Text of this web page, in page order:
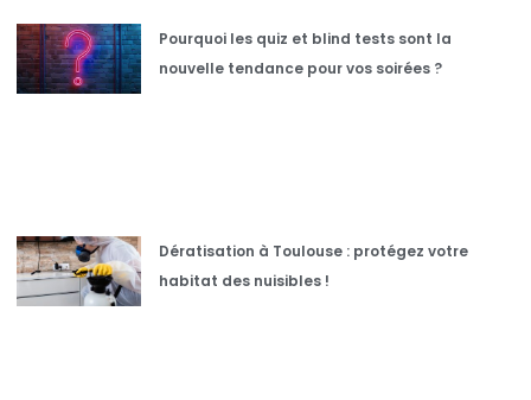
Pourquoi les quiz et blind tests sont la
nouvelle tendance pour vos soirées ?
Dératisation à Toulouse : protégez votre
habitat des nuisibles !